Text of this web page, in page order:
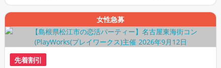
女性急募
先着割引